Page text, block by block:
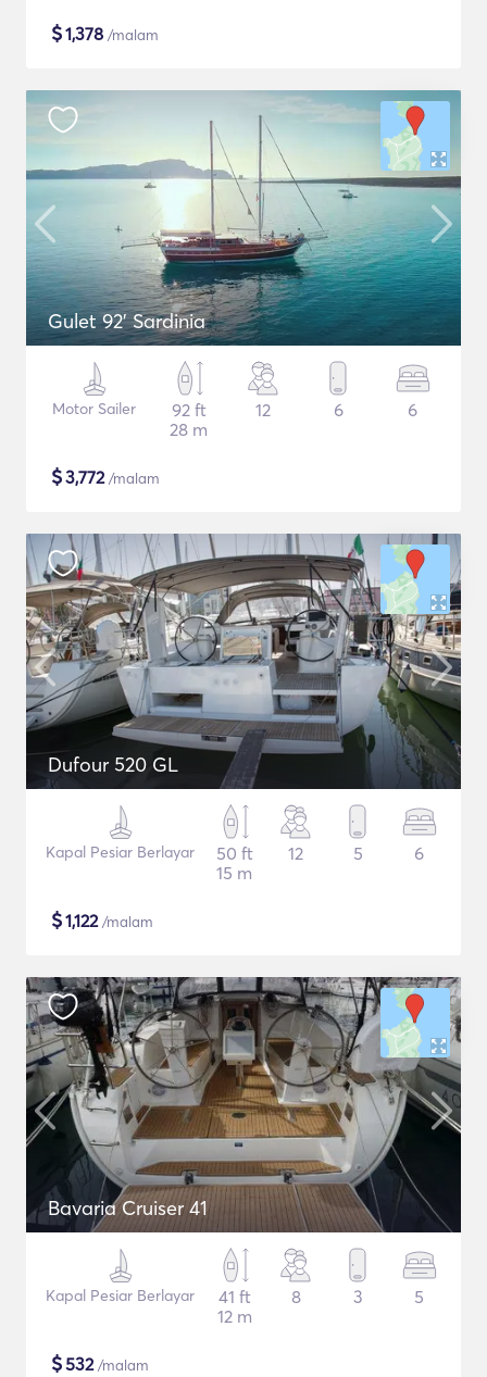
$1,378 /malam
Gulet 92' Sardinia
Motor Sailer
92 ft
28 m
12 6 6
$3,772/malam
Dufour 520 GL
Kapal Pesiar Berlayar
50 ft
15 m
12 5 6
$1,122/malam
Bavaria Cruiser 41
Kapal Pesiar Berlayar
41 ft
12 m
8 3 5
$532/malam